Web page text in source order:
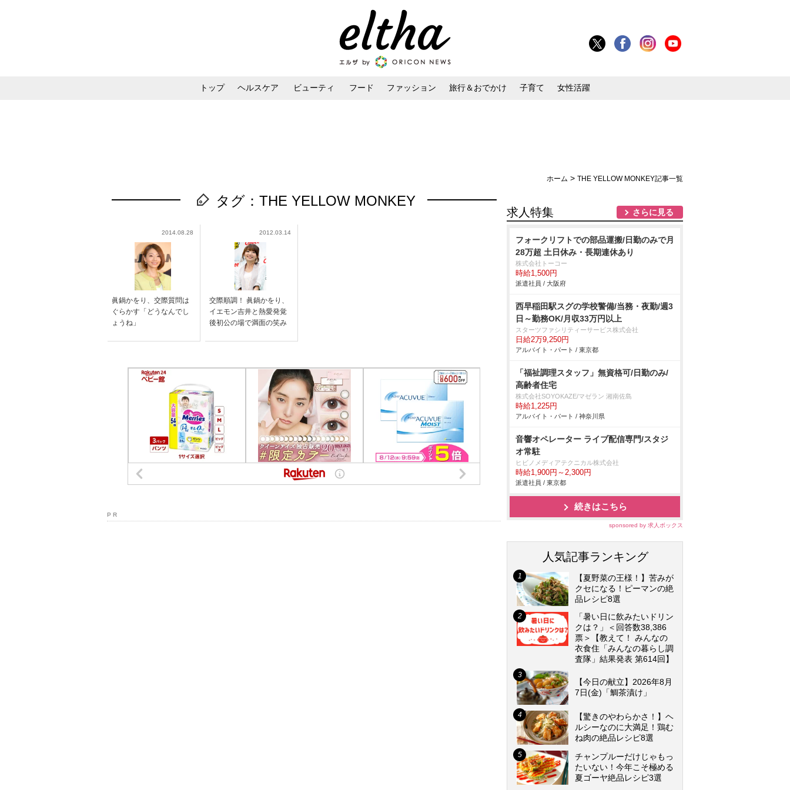
トップ ヘルスケア ビューティ フード ファッション 旅行＆おでかけ 子育て 女性活躍
ホーム > THE YELLOW MONKEY記事一覧
タグ：THE YELLOW MONKEY
2014.08.28
眞鍋かをり、交際質問は
ぐらかす「どうなんでし
ょうね」
2012.03.14
交際順調！ 眞鍋かをり、
イエモン吉井と熱愛発覚
後初公の場で満面の笑み
P R
求人特集 さらに見る
フォークリフトでの部品運搬/日勤のみで月
28万超 土日休み・長期連休あり
株式会社トーコー
時給1,500円
派遣社員 / 大阪府
西早稲田駅スグの学校警備/当務・夜勤/週3
日～勤務OK/月収33万円以上
スターツファシリティーサービス株式会社
日給2万9,250円
アルバイト・パート / 東京都
「福祉調理スタッフ」無資格可/日勤のみ/
高齢者住宅
株式会社SOYOKAZE/マゼラン 湘南佐島
時給1,225円
アルバイト・パート / 神奈川県
音響オペレーター ライブ配信専門/スタジ
オ常駐
ヒビノメディアテクニカル株式会社
時給1,900円～2,300円
派遣社員 / 東京都
続きはこちら
sponsored by 求人ボックス
人気記事ランキング
【夏野菜の王様！】苦みが
クセになる！ピーマンの絶
品レシピ8選
「暑い日に飲みたいドリン
クは？」＜回答数38,386
票＞【教えて！ みんなの
衣食住「みんなの暮らし調
査隊」結果発表 第614回】
【今日の献立】2026年8月
7日(金)「鯛茶漬け」
【驚きのやわらかさ！】ヘ
ルシーなのに大満足！鶏む
ね肉の絶品レシピ8選
チャンプルーだけじゃもっ
たいない！今年こそ極める
夏ゴーヤ絶品レシピ3選